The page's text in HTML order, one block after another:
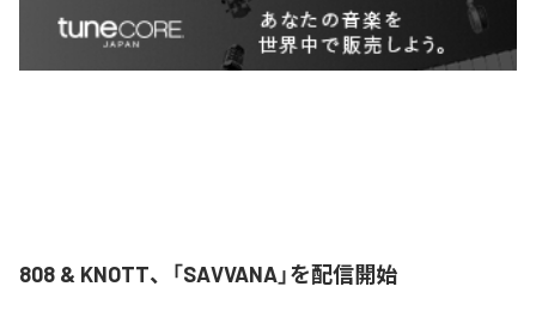
808 & KNOTT、「SAVVANA」を配信開始